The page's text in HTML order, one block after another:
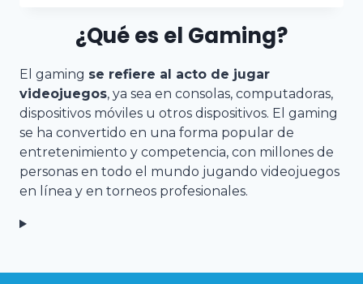
¿Qué es el Gaming?
El gaming se refiere al acto de jugar
videojuegos, ya sea en consolas, computadoras,
dispositivos móviles u otros dispositivos. El gaming
se ha convertido en una forma popular de
entretenimiento y competencia, con millones de
personas en todo el mundo jugando videojuegos
en línea y en torneos profesionales.